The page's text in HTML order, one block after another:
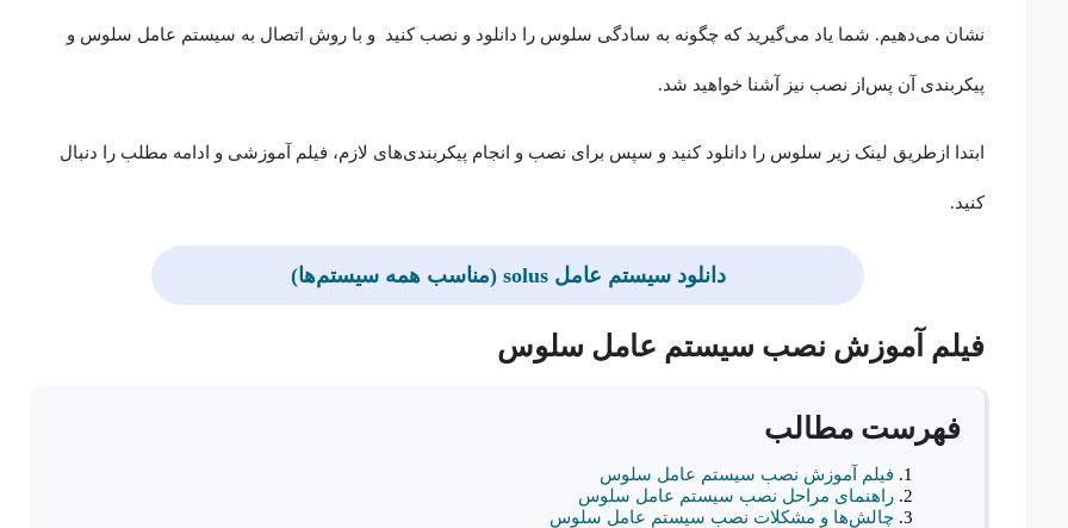
نشان می‌دهیم. شما یاد می‌گیرید که چگونه به سادگی سلوس را دانلود و نصب کنید و با روش اتصال به سیستم عامل سلوس و
پیکربندی آن پس‌از نصب نیز آشنا خواهید شد.
ابتدا ازطریق لینک زیر سلوس را دانلود کنید و سپس برای نصب و انجام پیکربندی‌های لازم، فیلم آموزشی و ادامه مطلب را دنبال
کنید.
دانلود سیستم عامل solus (مناسب همه سیستم‌ها)
فیلم آموزش نصب سیستم عامل سلوس
فهرست مطالب
فیلم آموزش نصب سیستم عامل سلوس
راهنمای مراحل نصب سیستم‌ عامل سلوس
چالش‌ها و مشکلات نصب سیستم عامل سلوس